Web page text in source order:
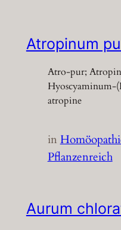
Atropinum
Atro-pur;
Hyoscyaminum-
atropine
in
Pflanzenreich
Aurum